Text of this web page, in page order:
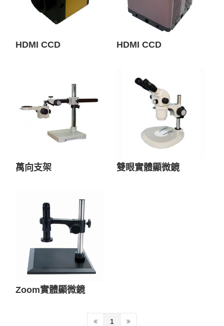
HDMI CCD HDMI CCD
萬向支架 雙眼實體顯微鏡
Zoom實體顯微鏡
1